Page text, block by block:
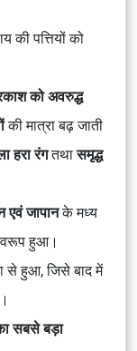
की पत्तियों को
को अवरुद्ध
की मात्रा बढ़ जाती
हरा रंगतथासमृद्ध
एवं जापानके मध्य
हुआ।
से हुआ, जिसे बाद में
सबसे बड़ा